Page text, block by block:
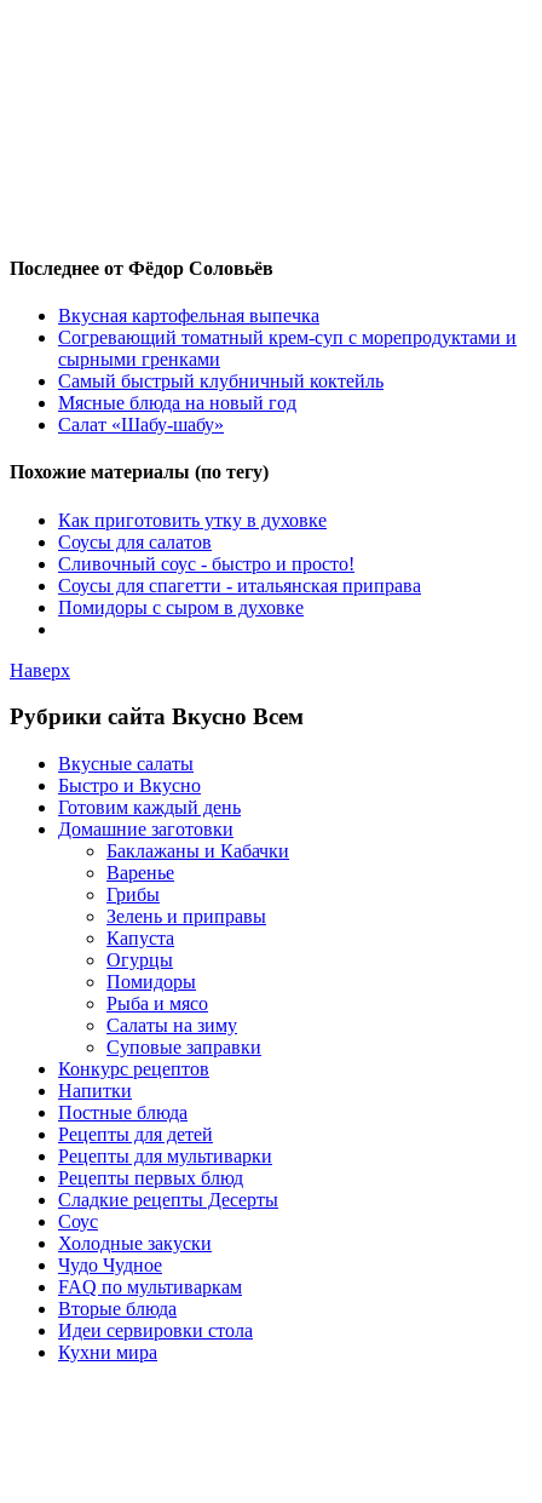
Последнее от Фёдор Соловьёв
Вкусная картофельная выпечка
Согревающий томатный крем-суп с морепродуктами и
сырными гренками
Самый быстрый клубничный коктейль
Мясные блюда на новый год
Салат «Шабу-шабу»
Похожие материалы (по тегу)
Как приготовить утку в духовке
Соусы для салатов
Сливочный соус - быстро и просто!
Соусы для спагетти - итальянская приправа
Помидоры с сыром в духовке
Наверх
Рубрики сайта Вкусно Всем
Вкусные салаты
Быстро и Вкусно
Готовим каждый день
Домашние заготовки
Баклажаны и Кабачки
Варенье
Грибы
Зелень и приправы
Капуста
Огурцы
Помидоры
Рыба и мясо
Салаты на зиму
Суповые заправки
Конкурс рецептов
Напитки
Постные блюда
Рецепты для детей
Рецепты для мультиварки
Рецепты первых блюд
Сладкие рецепты Десерты
Соус
Холодные закуски
Чудо Чудное
FAQ по мультиваркам
Вторые блюда
Идеи сервировки стола
Кухни мира